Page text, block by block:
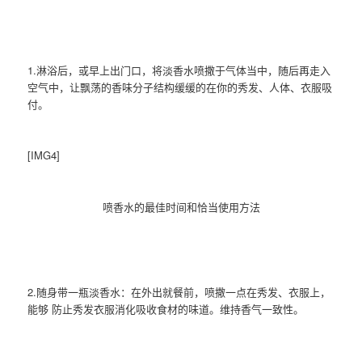
1.淋浴后，或早上出门口，将淡香水喷撒于气体当中，随后再走入
空气中，让飘荡的香味分子结构缓缓的在你的秀发、人体、衣服吸
付。
[IMG4]
喷香水的最佳时间和恰当使用方法
2.随身带一瓶淡香水：在外出就餐前，喷撒一点在秀发、衣服上，
能够 防止秀发衣服消化吸收食材的味道。维持香气一致性。